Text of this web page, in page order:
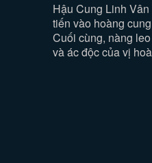
Hậu Cung Linh
tiến vào hoàng
Cuối cùng, nàng
và ác độc của vị